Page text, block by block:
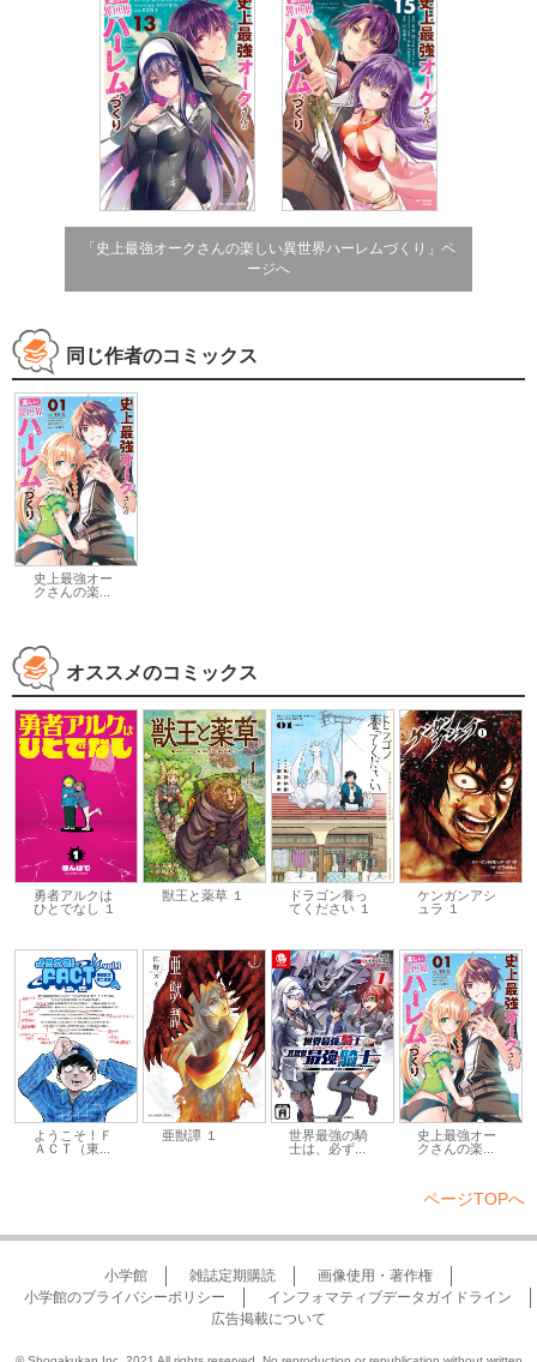
「史上最強オークさんの楽しい異世界ハーレムづくり」ペ
ージへ
同じ作者のコミックス
史上最強オー
クさんの楽...
オススメのコミックス
勇者アルクは
ひとでなし １
獣王と薬草 １
ドラゴン養っ
てください １
ケンガンアシ
ュラ １
ようこそ！Ｆ
ＡＣＴ（東...
亜獣譚 １
世界最強の騎
士は、必ず...
史上最強オー
クさんの楽...
ページTOPへ
小学館 雑誌定期購読
画像使用・著作権
小学館のプライバシーポリシー
インフォマティブデータガイドライン
広告掲載について